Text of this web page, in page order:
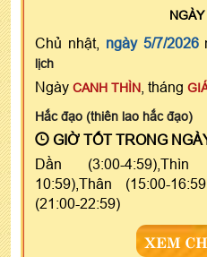
NGÀY
Chủ nhật, ngày 5/7/2026
lịch
Ngày CANH THÌN , tháng
Hắc đạo (thiên lao hắc đạo)
GIỜ TỐT TRONG
Dần (3:00-4:59),Thìn
10:59),Thân (15:00-
(21:00-22:59)
XEM